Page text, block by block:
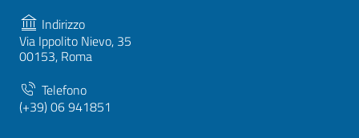
Indirizzo
Via Ippolito Nievo, 35
00153, Roma
Telefono
(+39) 06 941851